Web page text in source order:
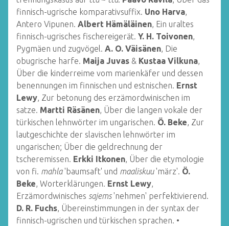
finnisch-ugrische komparativsuffix. Uno Harva,
Antero Vipunen. Albert Hämäläinen, Ein uraltes
finnisch-ugrisches fischereigerät. Y. H. Toivonen,
Pygmäen und zugvögel. A. O. Väisänen, Die
obugrische harfe. Maija Juvas & Kustaa Vilkuna,
Über die kinderreime vom marienkäfer und dessen
benennungen im finnischen und estnischen. Ernst
Lewy, Zur betonung des erzämordwinischen im
satze. Martti Räsänen, Über die langen vokale der
türkischen lehnwörter im ungarischen. Ö. Beke, Zur
lautgeschichte der slavischen lehnwörter im
ungarischen; Über die geldrechnung der
tscheremissen. Erkki Itkonen, Über die etymologie
von fi. mahla 'baumsaft' und maaliskuu 'märz'. Ö.
Beke, Worterklärungen. Ernst Lewy,
Erzämordwinisches sajems 'nehmen' perfektivierend.
D. R. Fuchs, Übereinstimmungen in der syntax der
finnisch-ugrischen und türkischen sprachen. •